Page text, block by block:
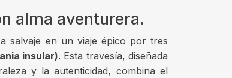
alma aventurera.
salvaje en un viaje épico por tres
insular). Esta travesía, diseñada
y la autenticidad, combina el